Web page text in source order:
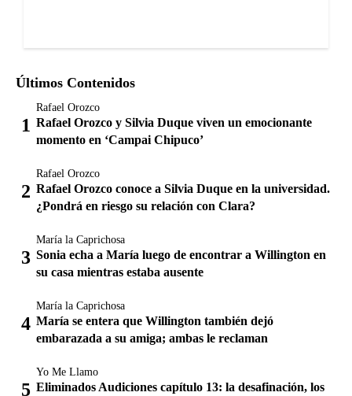
Últimos Contenidos
Rafael Orozco
Rafael Orozco y Silvia Duque viven un emocionante
momento en ‘Campai Chipuco’
Rafael Orozco
Rafael Orozco conoce a Silvia Duque en la universidad.
¿Pondrá en riesgo su relación con Clara?
María la Caprichosa
Sonia echa a María luego de encontrar a Willington en
su casa mientras estaba ausente
María la Caprichosa
María se entera que Willington también dejó
embarazada a su amiga; ambas le reclaman
Yo Me Llamo
Eliminados Audiciones capítulo 13: la desafinación, los